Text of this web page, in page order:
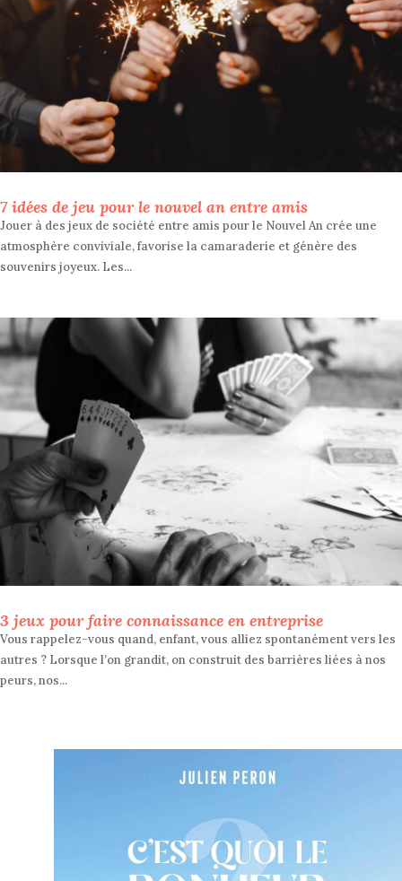
7 idées de jeu pour le nouvel an entre amis
Jouer à des jeux de société entre amis pour le Nouvel An crée une
atmosphère conviviale, favorise la camaraderie et génère des
souvenirs joyeux. Les...
3 jeux pour faire connaissance en entreprise
Vous rappelez-vous quand, enfant, vous alliez spontanément vers les
autres ? Lorsque l’on grandit, on construit des barrières liées à nos
peurs, nos...